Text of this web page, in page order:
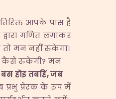
आपके पास है
गणित लगाकर
मन नहीं रुकेगा।
कैसे रुकेगी? मन
बसहोइतबहिं,जब
प्रभु प्रेरक के रूप में